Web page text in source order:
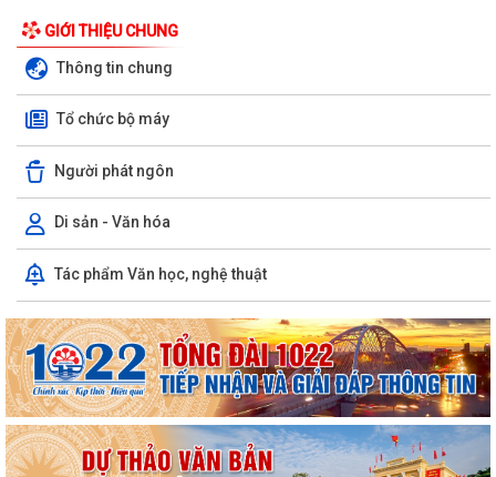
GIỚI THIỆU CHUNG
Thông tin chung
Tổ chức bộ máy
Người phát ngôn
Di sản - Văn hóa
Tác phẩm Văn học, nghệ thuật
ẩm thực số Hải Phòng
Xây dựng Bản đồ Ẩm thực số Hải Phòng và mở rộng mô hình chuyển
đổi số, thanh toán không dùng tiền...
Kế hoạch triển khai công tác làm sạch, chuẩn hóa dữ liệu đăng ký hộ
kinh doanh, Hợp tác xã năm 2026
PHƯỜNG NAM TRIỆU TÍCH CỰC TUYÊN TRUYỀN HƯỚNG DẪN NÔNG